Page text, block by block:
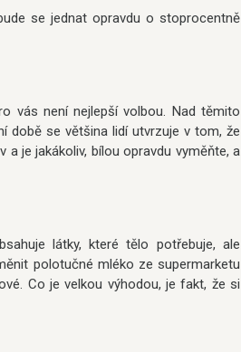
se jednat opravdu o stoprocentně
vás není nejlepší volbou. Nad těmito
době se většina lidí utvrzuje v tom, že
a je jakákoliv, bílou opravdu vyměňte, a
látky, které tělo potřebuje, ale
polotučné mléko ze supermarketu
Co je velkou výhodou, je fakt, že si